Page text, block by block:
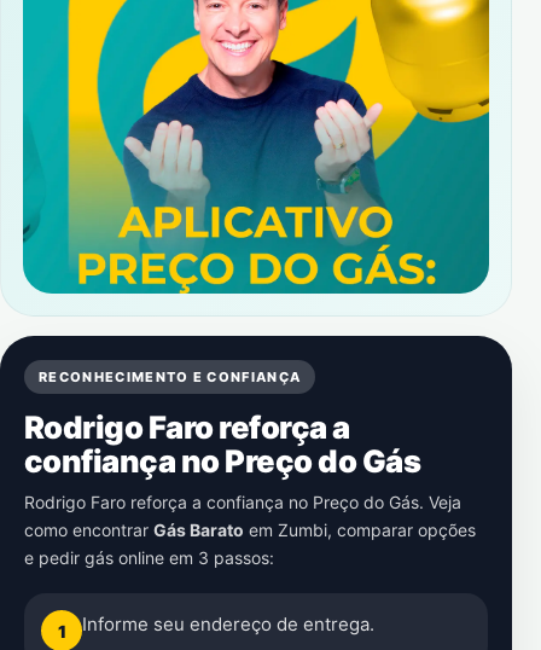
RECONHECIMENTO E CONFIANÇA
Rodrigo Faro reforça a
confiança no Preço do Gás
Rodrigo Faro reforça a confiança no Preço do Gás. Veja
como encontrar Gás Barato em Zumbi, comparar opções
e pedir gás online em 3 passos:
1 Informe seu endereço de entrega.